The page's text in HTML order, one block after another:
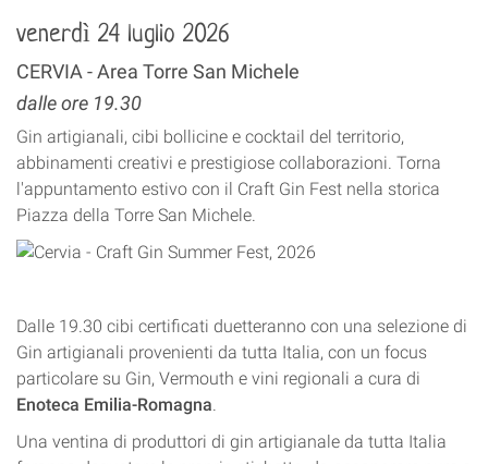
venerdì 24 luglio 2026
CERVIA - Area Torre San Michele
dalle ore 19.30
Gin artigianali, cibi bollicine e cocktail del territorio,
abbinamenti creativi e prestigiose collaborazioni. Torna
l'appuntamento estivo con il Craft Gin Fest nella storica
Piazza della Torre San Michele.
Dalle 19.30 cibi certificati duetteranno con una selezione di
Gin artigianali provenienti da tutta Italia, con un focus
particolare su Gin, Vermouth e vini regionali a cura di
Enoteca Emilia-Romagna.
Una ventina di produttori di gin artigianale da tutta Italia